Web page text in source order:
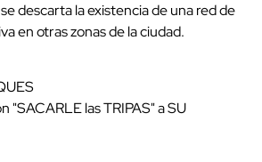
descarta la existencia de una red de
en otras zonas de la ciudad.
"SACARLE las TRIPAS" a SU